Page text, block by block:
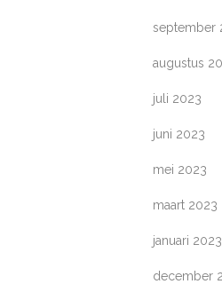
september
augustus
juli 2023
juni 2023
mei 2023
maart 2023
januari 2023
december